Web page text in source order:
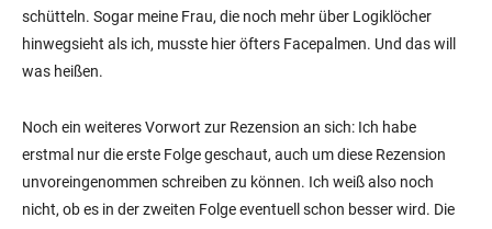
schütteln. Sogar meine Frau, die noch mehr über Logiklöcher
hinwegsieht als ich, musste hier öfters Facepalmen. Und das will
was heißen.
Noch ein weiteres Vorwort zur Rezension an sich: Ich habe
erstmal nur die erste Folge geschaut, auch um diese Rezension
unvoreingenommen schreiben zu können. Ich weiß also noch
nicht, ob es in der zweiten Folge eventuell schon besser wird. Die